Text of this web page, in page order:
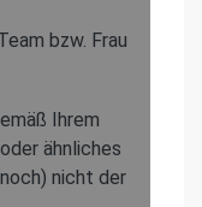
bzw. Frau
Ihrem
ähnliches
nicht der